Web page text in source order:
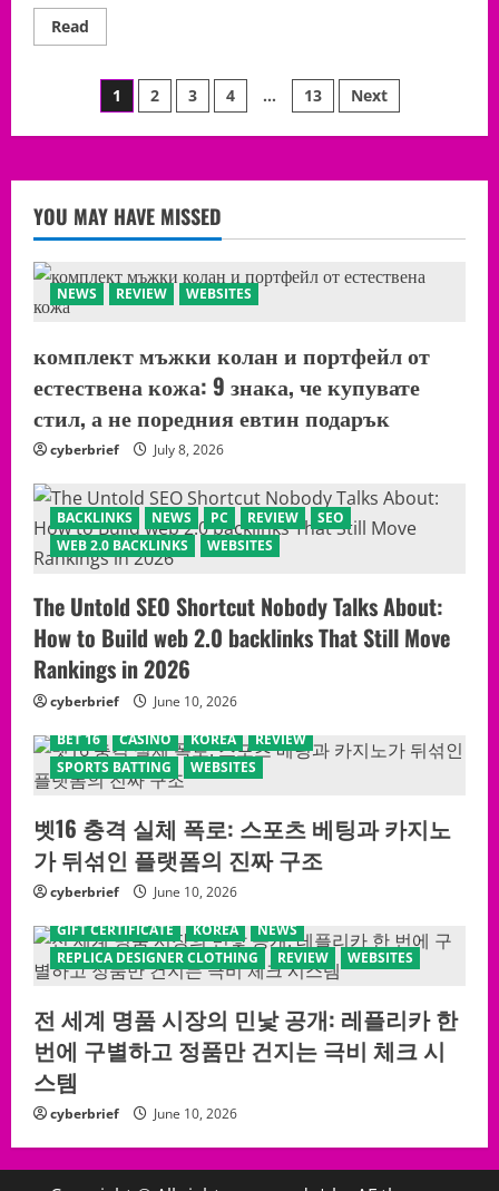
이
랫
에
는
접
석
해
봤
Read
more
Doesn’t
Want
You
to
The
2.0
Backlinks
Tactic
Quietly
Moving
Rankings
Posts
pagination
1 2 3 4 … 13 Next
YOU MAY HAVE MISSED
NEWS REVIEW WEBSITES
комплект мъжки колан и портфейл от
естествена кожа: 9 знака, че купувате
стил, а не поредния евтин подарък
cyberbrief July 8, 2026
BACKLINKS NEWS PC REVIEW
SEO
WEB 2.0 BACKLINKS
WEBSITES
The Untold SEO Shortcut Nobody Talks About:
How to Build web 2.0 backlinks That Still Move
Rankings in 2026
cyberbrief
June 10, 2026
BET 16
CASINO KOREA
REVIEW
SPORTS BATTING
WEBSITES
벳16 충격 실체 폭로: 스포츠 베팅과 카지노
가 뒤섞인 플랫폼의 진짜 구조
cyberbrief
June 10, 2026
GIFT CERTIFICATE
KOREA
NEWS
REPLICA DESIGNER CLOTHING
REVIEW WEBSITES
전 세계 명품 시장의 민낯 공개: 레플리카 한
번에 구별하고 정품만 건지는 극비 체크 시
스템
cyberbrief June 10, 2026